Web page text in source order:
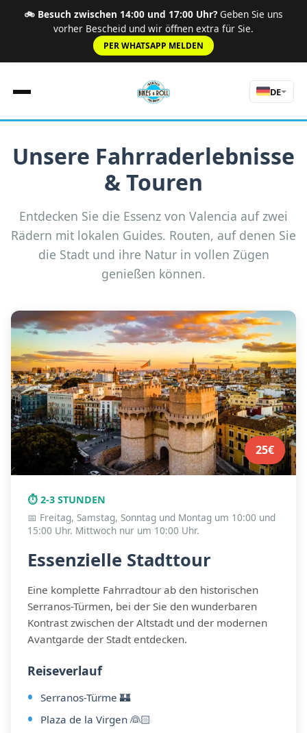
🚲 Besuch zwischen 14:00 und 17:00 Uhr? Geben Sie uns
vorher Bescheid und wir öffnen extra für Sie.
PER WHATSAPP MELDEN
Startseite
Routen
Erlebnisse
Über Uns
Häufige Fragen
DE
Unsere Fahrraderlebnisse
& Touren
Entdecken Sie die Essenz von Valencia auf zwei
Rädern mit lokalen Guides. Routen, auf denen Sie
die Stadt und ihre Natur in vollen Zügen
genießen können.
25€
⏱️ 2-3 STUNDEN
📅 Freitag, Samstag, Sonntag und Montag um 10:00 und
15:00 Uhr. Mittwoch nur um 10:00 Uhr.
Essenzielle Stadttour
Eine komplette Fahrradtour ab den historischen
Serranos-Türmen, bei der Sie den wunderbaren
Kontrast zwischen der Altstadt und der modernen
Avantgarde der Stadt entdecken.
Reiseverlauf
Serranos-Türme 🏰
Plaza de la Virgen 👰🏻